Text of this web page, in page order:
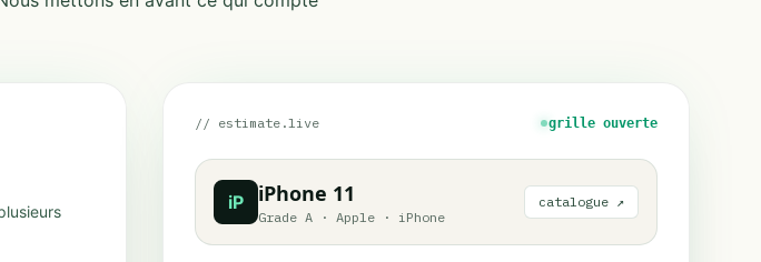
// estimate.live grille ouverte
iP iPhone 11
Grade A ·Apple · iPhone
catalogue ↗